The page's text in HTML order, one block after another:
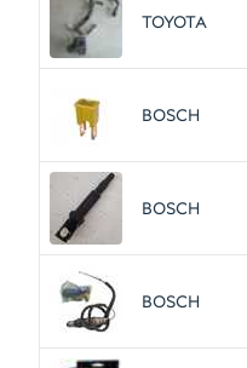
TOYOTA
BOSCH
BOSCH
BOSCH